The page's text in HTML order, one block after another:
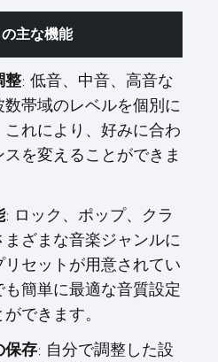
主な機能
整: 低音、中音、高音な
数帯域のレベルを個別に
れにより、好みに合わ
を変えることができま
: ロック、ポップ、クラ
ざまな音楽ジャンルに
セットが用意されてい
簡単に最適な音質設定
できます。
保存: 自分で調整した設